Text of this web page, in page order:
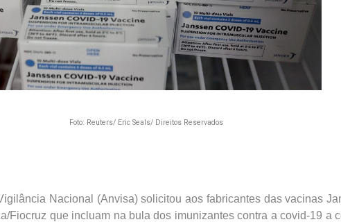
Foto: Reuters/ Eric Seals/ Direitos Reservados
Nacional (Anvisa) solicitou aos fabricantes das vacinas
Fiocruz que incluam na bula dos imunizantes contra a covid-19 a